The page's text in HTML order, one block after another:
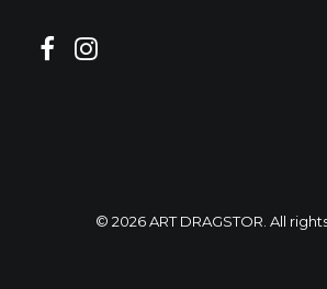
© 2026 ART DRAGSTOR. All